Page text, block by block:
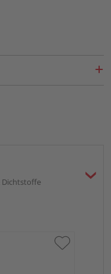
Dichtstoffe